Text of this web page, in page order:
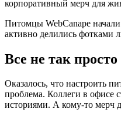
Питомцы WebCanape
активно делились фотками
Все не так просто
Оказалось, что настроить
проблема. Коллеги в офисе
историями. А кому-то мерч